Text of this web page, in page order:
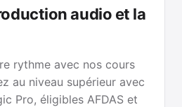
audio et la
rythme avec nos cours
au niveau supérieur avec
Pro, éligibles AFDAS et